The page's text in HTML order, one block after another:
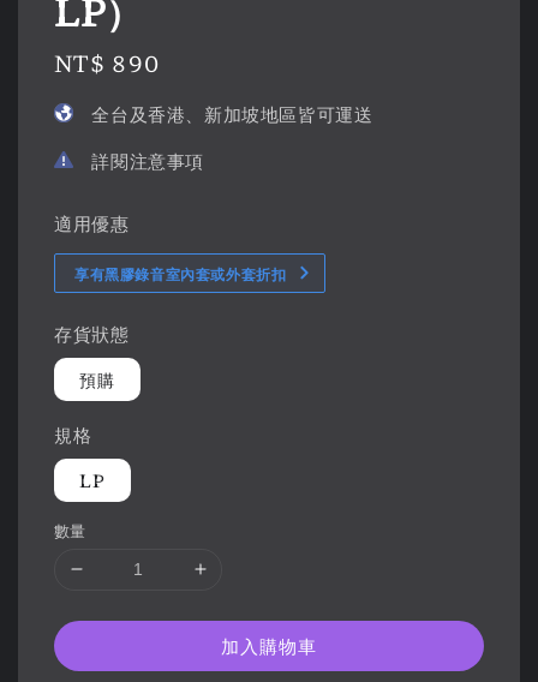
Regular
NT$ 890
全台及香港、新加坡地區皆可運送
詳閱注意事項
適用優惠
享有黑膠錄音室內套或外套折扣
存貨狀態
預購
規格
LP
數量
加入購物車